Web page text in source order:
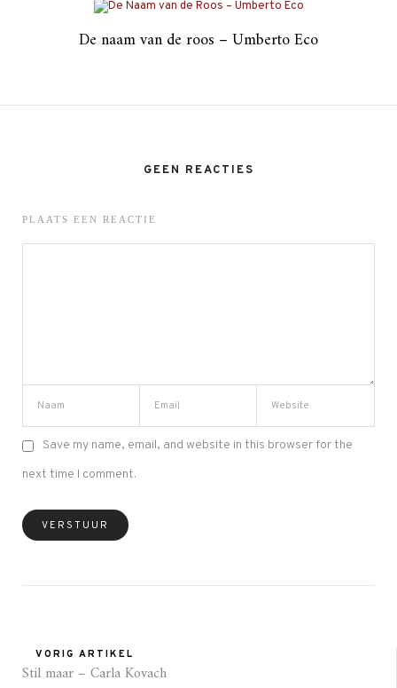
De naam van de roos – Umberto Eco
GEEN REACTIES
PLAATS EEN REACTIE
Save my name, email, and website in this browser for the
next time I comment.
VORIG ARTIKEL
Stil maar – Carla Kovach